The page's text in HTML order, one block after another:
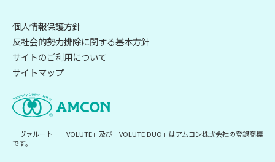
「ヴァルート」「VOLUTE」及び「VOLUTE DUO」はアムコン株式会社の登録商標
です。
個人情報保護方針
反社会的勢力排除に関する基本方針
サイトのご利用について
サイトマップ